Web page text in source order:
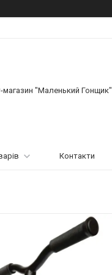
магазин "Маленький Гонщик"
Контакти